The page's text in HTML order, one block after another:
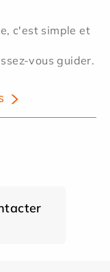
c'est simple et
vous guider.